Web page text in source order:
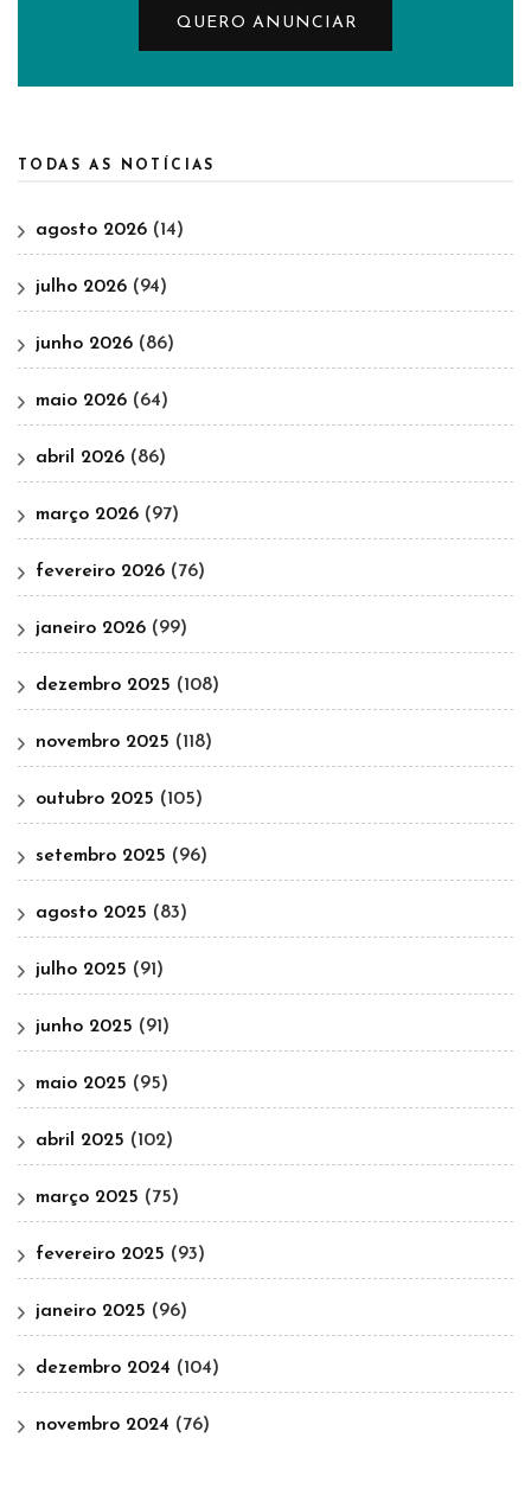
QUERO ANUNCIAR
TODAS AS NOTÍCIAS
agosto 2026 (14)
julho 2026 (94)
junho 2026 (86)
maio 2026 (64)
abril 2026 (86)
março 2026 (97)
fevereiro 2026 (76)
janeiro 2026 (99)
dezembro 2025 (108)
novembro 2025 (118)
outubro 2025 (105)
setembro 2025 (96)
agosto 2025 (83)
julho 2025 (91)
junho 2025 (91)
maio 2025 (95)
abril 2025 (102)
março 2025 (75)
fevereiro 2025 (93)
janeiro 2025 (96)
dezembro 2024 (104)
novembro 2024 (76)